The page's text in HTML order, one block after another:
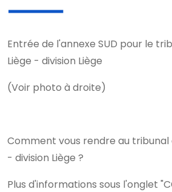
Entrée de l'annexe SUD pour le
Liège - division Liège
(Voir photo à droite)
Comment vous rendre au tribunal
- division Liège ?
Plus d'informations sous l'onglet